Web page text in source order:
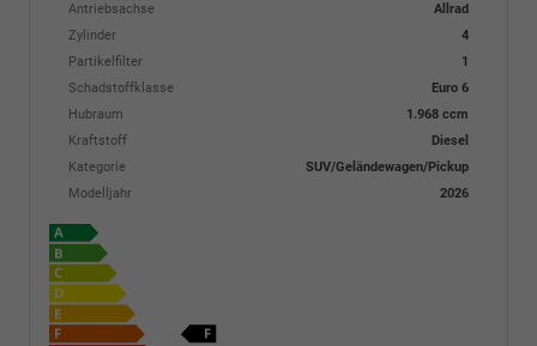
Antriebsachse
Allrad
Zylinder
4
Partikelfilter
1
Schadstoffklasse
Euro 6
Hubraum
1.968 ccm
Kraftstoff
Diesel
Kategorie
SUV/Geländewagen/Pickup
Modelljahr
2026